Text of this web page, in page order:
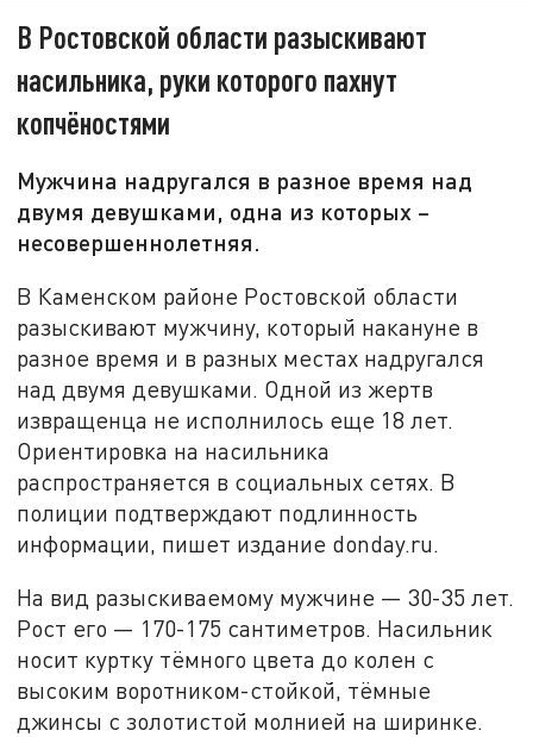
В Ростовской области разыскивают
насильника, руки которого пахнут
копчёностями
Мужчина надругался в разное время над
двумя девушками, одна из которых –
несовершеннолетняя.
В Каменском районе Ростовской области
разыскивают мужчину, который накануне в
разное время и в разных местах надругался
над двумя девушками. Одной из жертв
извращенца не исполнилось еще 18 лет.
Ориентировка на насильника
распространяется в социальных сетях. В
полиции подтверждают подлинность
информации, пишет издание donday.ru.
На вид разыскиваемому мужчине — 30-35 лет.
Рост его — 170-175 сантиметров. Насильник
носит куртку тёмного цвета до колен с
высоким воротником-стойкой, тёмные
джинсы с золотистой молнией на ширинке.